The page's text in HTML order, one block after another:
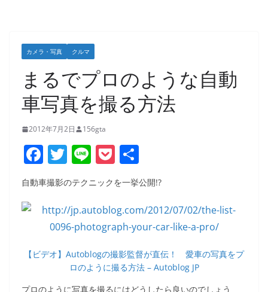
カメラ・写真 クルマ
まるでプロのような自動
車写真を撮る方法
2012年7月2日 156gta
F
a
c
e
b
o
T
w
itt
er
Li
n
e
P
o
ck
et
有
自動車撮影のテクニックを一挙公開!?
【ビデオ】Autoblogの撮影監督が直伝！ 愛車の写真をプ
ロのように撮る方法 – Autoblog JP
プロのように写真を撮るにはどうしたら良いのでしょう